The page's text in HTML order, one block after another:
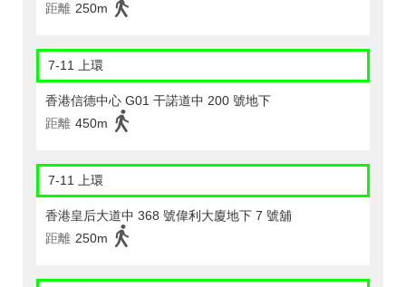
距離 250m
7-11 上環
香港信德中心 G01 干諾道中 200 號地下
距離 450m
7-11 上環
香港皇后大道中 368 號偉利大廈地下 7 號舖
距離 250m